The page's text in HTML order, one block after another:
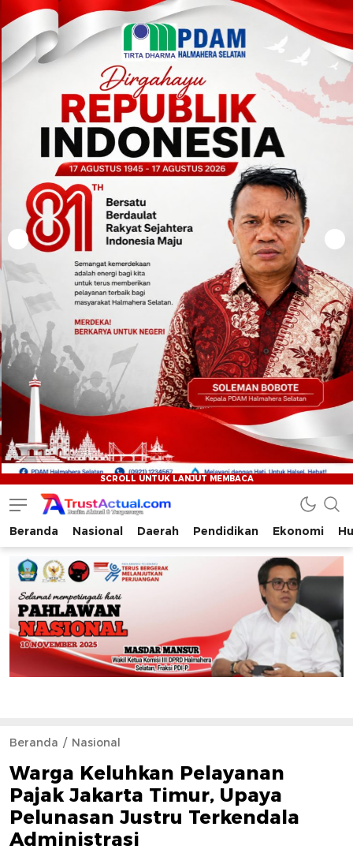
Trustactual.com
Aktual dan Terpercaya
Beranda Nasional Daerah Pendidikan Ekonomi
Beranda Nasional
Warga Keluhkan Pelayanan
Pajak Jakarta Timur, Upaya
Pelunasan Justru Terkendala
Administrasi